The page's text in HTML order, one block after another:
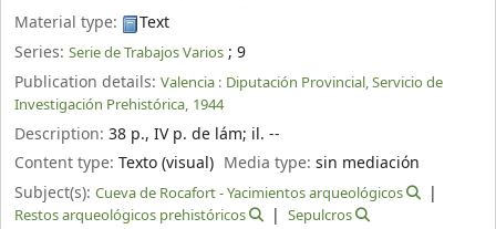
Material type:
Text
Series: Serie de Trabajos Varios ; 9
Publication details: Valencia : Diputación Provincial, Servicio de
Investigación Prehistórica, 1944
Description: 38 p., IV p. de lám; il. --
Content type: Texto (visual) Media type:sin mediación
Subject(s): Cueva de Rocafort - Yacimientos arqueológicos
Restos arqueológicos prehistóricos
Sepulcros